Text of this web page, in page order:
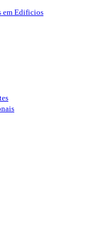
em Edificios